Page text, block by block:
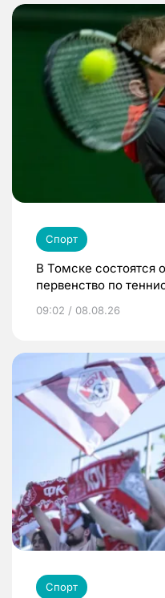
Спорт
В Томске состоятся
первенство по
09:02 / 08.08.26
Спорт